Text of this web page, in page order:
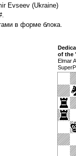
Evseev (Ukraine)
в форме блока.
of the
Elmar